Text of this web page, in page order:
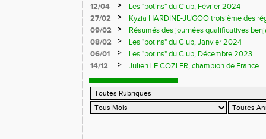
12/04
>
Les "potins" du Club, Février 2024
27/02
>
Kyzia HARDINE-JUGOO troisième des
09/02
>
Résumés des journées qualificatives
08/02
>
Les "potins" du Club, Janvier 2024
06/01
>
Les "potins" du Club, Décembre 2023
14/12
> Julien LE COZLER, champion de France ...